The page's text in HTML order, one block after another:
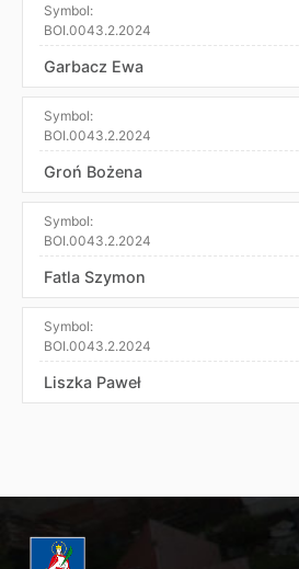
Symbol:
BOI.0043.2.2024
Garbacz Ewa
Symbol:
BOI.0043.2.2024
Groń Bożena
Symbol:
BOI.0043.2.2024
Fatla Szymon
Symbol:
BOI.0043.2.2024
Liszka Paweł